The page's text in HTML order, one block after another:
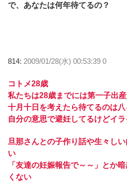
で、あなたは何年待てるの？
814: 2009/01/28(水) 00:53:39 0
コトメ28歳
私たちは28歳までには第一子出
十月十日を考えたら待てるのは八
自分の意思で避妊してるけどイ
旦那さんとの子作り話や生々し
い
「友達の妊娠報告で～～」とか
くない